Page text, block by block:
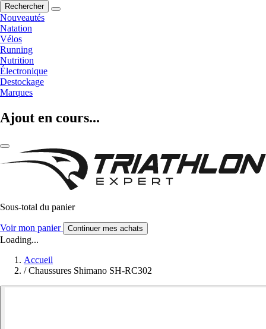
Rechercher
Nouveautés
Natation
Vélos
Running
Nutrition
Électronique
Destockage
Marques
Ajout en cours...
Sous-total du panier
Voir mon panier Continuer mes achats
Loading...
Accueil
/ Chaussures Shimano SH-RC302